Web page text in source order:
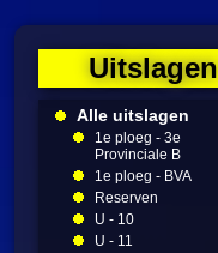
Uitslagen
Alle uitslagen
1e ploeg - 3e
Provinciale B
1e ploeg - BVA
Reserven
U - 10
U - 11